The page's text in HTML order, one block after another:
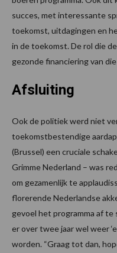
succes, met interessante
toekomst, uitdagingen en
in de toekomst. De rol die
gezonde financiering van
Afsluiting
Ook de politiek werd niet
toekomstbestendige
(Brussel) een cruciale
Grimme Nederland – was
om gezamenlijk te
florerende Nederlandse
gevoel het programma af
er over twee jaar wel weer
worden. “Graag tot dan,